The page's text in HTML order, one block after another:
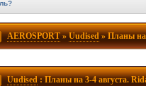
AEROSPORT»Uudised» Планы на
Uudised: Планы на 3-4 августа.